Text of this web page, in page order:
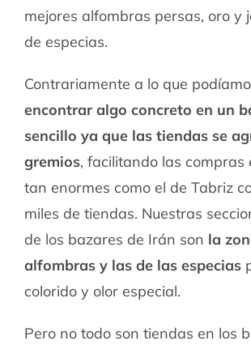
mejores alfombras persas, oro y
de especias.
Contrariamente a lo que
encontrar algo concreto en un
sencillo ya que las tiendas se
gremios, facilitando las compras
tan enormes como el de Tabriz
miles de tiendas. Nuestras
de los bazares de Irán son la
alfombras y las de las especias
colorido y olor especial.
Pero no todo son tiendas en los